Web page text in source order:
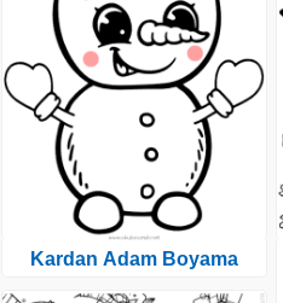
Kardan Adam Boyama